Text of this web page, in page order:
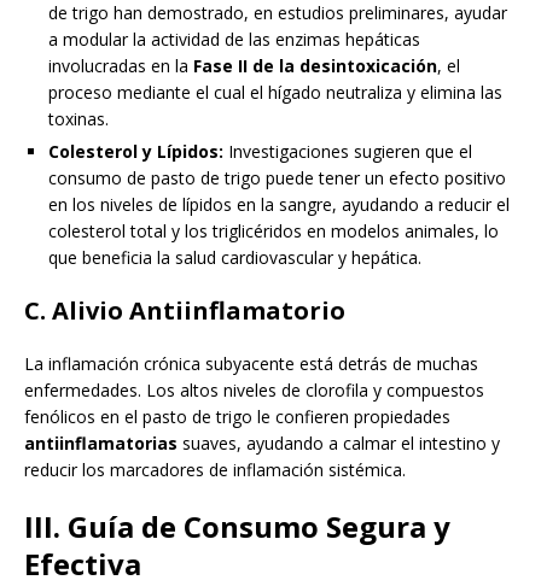
de trigo han demostrado, en estudios preliminares, ayudar
a modular la actividad de las enzimas hepáticas
involucradas en la Fase II de la desintoxicación, el
proceso mediante el cual el hígado neutraliza y elimina las
toxinas.
Colesterol y Lípidos: Investigaciones sugieren que el
consumo de pasto de trigo puede tener un efecto positivo
en los niveles de lípidos en la sangre, ayudando a reducir el
colesterol total y los triglicéridos en modelos animales, lo
que beneficia la salud cardiovascular y hepática.
C. Alivio Antiinflamatorio
La inflamación crónica subyacente está detrás de muchas
enfermedades. Los altos niveles de clorofila y compuestos
fenólicos en el pasto de trigo le confieren propiedades
antiinflamatorias suaves, ayudando a calmar el intestino y
reducir los marcadores de inflamación sistémica.
III. Guía de Consumo Segura y
Efectiva